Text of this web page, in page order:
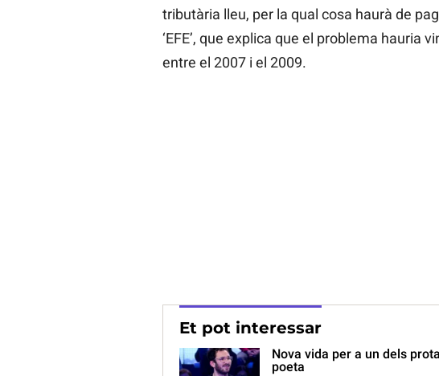
tributària lleu, per la qual cosa haurà de
‘EFE’, que explica que el problema hauria
entre el 2007 i el 2009.
Et pot interessar
Nova vida per a un dels
poeta